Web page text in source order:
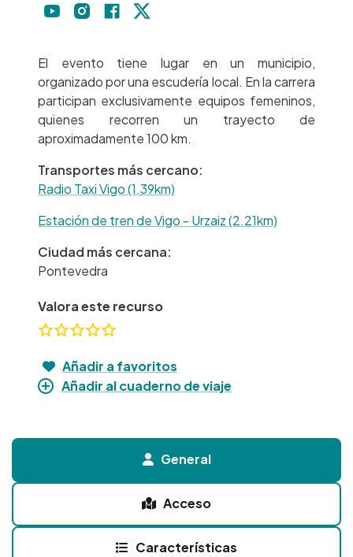
El evento tiene lugar en un municipio,
organizado por una escudería local. En la carrera
participan exclusivamente equipos femeninos,
quienes recorren un trayecto de
aproximadamente 100 km.
Transportes más cercano:
Radio Taxi Vigo (1.39km)
Estación de tren de Vigo - Urzaiz (2.21km)
Ciudad más cercana:
Pontevedra
Valora este recurso
Añadir a favoritos
Añadir al cuaderno de viaje
General
Acceso
Características